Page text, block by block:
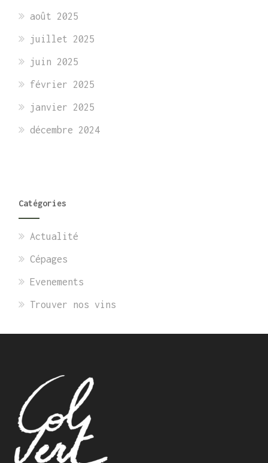
août 2025
juillet 2025
juin 2025
février 2025
janvier 2025
décembre 2024
Catégories
Actualité
Cépages
Evenements
Trouver nos vins